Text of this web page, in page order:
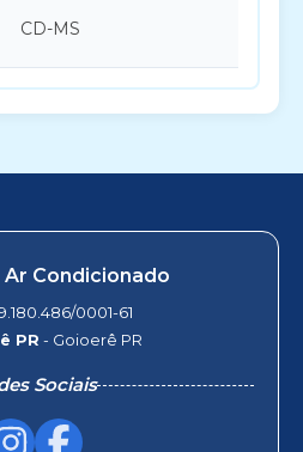
CD-MS
Condicionado
0001-61
PR - Goioerê PR
Sociais